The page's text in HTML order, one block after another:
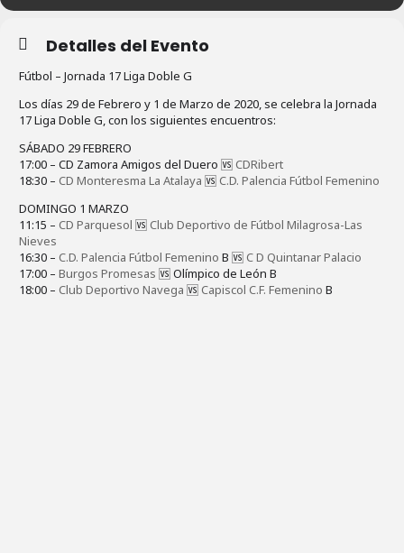
Detalles del Evento
Fútbol – Jornada 17 Liga Doble G
Los días 29 de Febrero y 1 de Marzo de 2020, se celebra la Jornada
17 Liga Doble G, con los siguientes encuentros:
SÁBADO 29 FEBRERO
17:00 – CD Zamora Amigos del Duero 🆚CDRibert
18:30 – CD Monteresma La Atalaya 🆚C.D. Palencia Fútbol Femenino
DOMINGO 1 MARZO
11:15 – CD Parquesol 🆚Club Deportivo de Fútbol Milagrosa-Las
Nieves
16:30 – C.D. Palencia Fútbol Femenino B 🆚C D Quintanar Palacio
17:00 – Burgos Promesas 🆚 Olímpico de León B
18:00 – Club Deportivo Navega 🆚Capiscol C.F. Femenino B